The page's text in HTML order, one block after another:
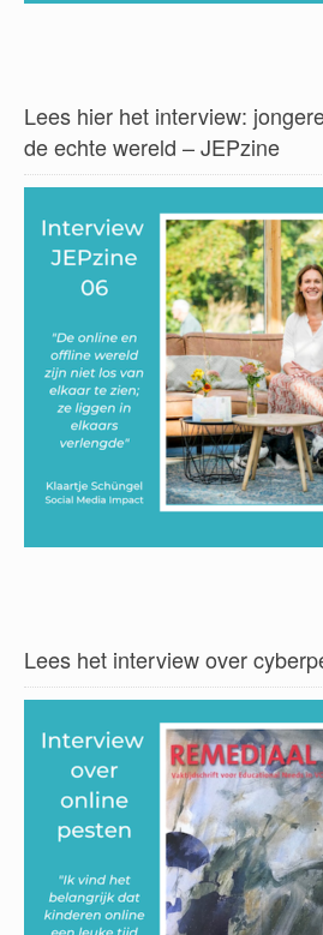
Lees hier het interview:
de echte wereld – JEPzine
Lees het interview over